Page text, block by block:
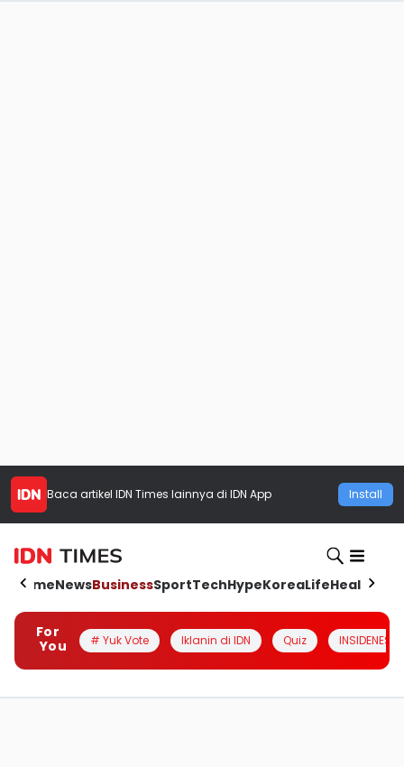
Baca artikel IDN Times lainnya di IDN App Install
HomeNewsBusinessSportTechHypeKoreaLifeHealth
For
You
# Yuk Vote Iklanin di IDN Quiz INSIDENESIA